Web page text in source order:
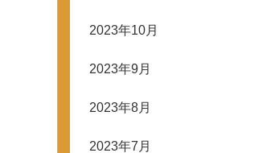
2023年10月
2023年9月
2023年8月
2023年7月